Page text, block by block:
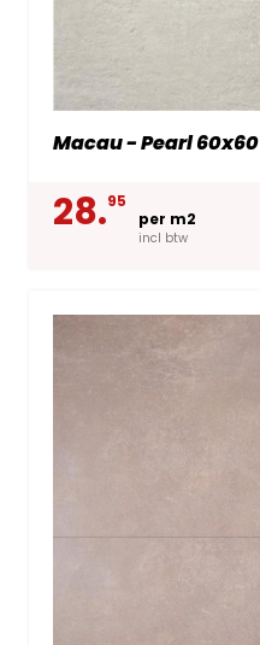
Macau - Pearl 60x60
28.95
per m2
incl btw